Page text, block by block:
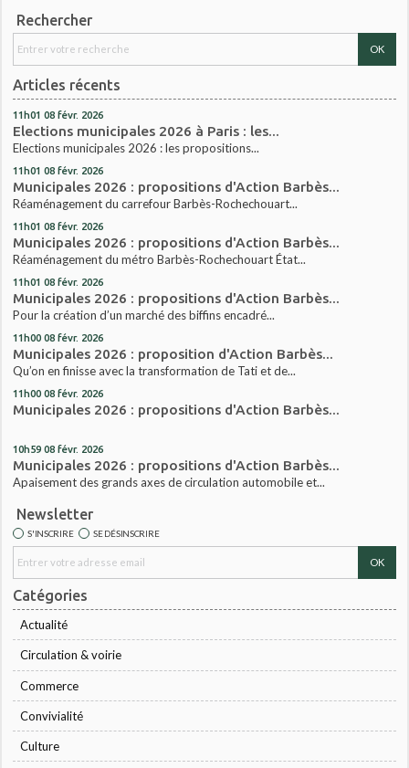
Rechercher
Articles récents
11h01 08 févr. 2026
Elections municipales 2026 à Paris : les...
Elections municipales 2026 : les propositions...
11h01 08 févr. 2026
Municipales 2026 : propositions d'Action Barbès...
Réaménagement du carrefour Barbès-Rochechouart...
11h01 08 févr. 2026
Municipales 2026 : propositions d'Action Barbès...
Réaménagement du métro Barbès-Rochechouart État...
11h01 08 févr. 2026
Municipales 2026 : propositions d'Action Barbès...
Pour la création d’un marché des biffins encadré...
11h00 08 févr. 2026
Municipales 2026 : proposition d'Action Barbès...
Qu’on en finisse avec la transformation de Tati et de...
11h00 08 févr. 2026
Municipales 2026 : propositions d'Action Barbès...
10h59 08 févr. 2026
Municipales 2026 : propositions d'Action Barbès...
Apaisement des grands axes de circulation automobile et...
Newsletter
S'INSCRIRE SE DÉSINSCRIRE
Catégories
Actualité
Circulation & voirie
Commerce
Convivialité
Culture